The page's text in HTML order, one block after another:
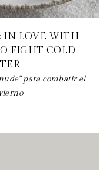
IN LOVE WITH
FIGHT COLD
para combatir el